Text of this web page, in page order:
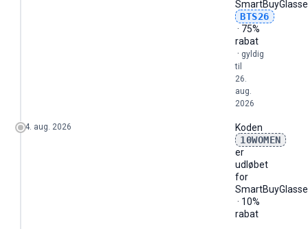
BTS26
· 75%
rabat
· gyldig
til
26.
aug.
2026
4. aug. 2026
Koden
10WOMEN
er
udløbet
for
· 10%
rabat